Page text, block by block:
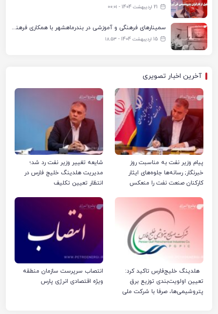
21 اردیبهشت 1404 - ۰۰:۰۱
سمینارهای فرهنگی و آموزشی در بندرماهشهر با همکاری فرهنگ‌سرای پتروشیمی مارون
15 اردیبهشت 1404 - ۱۸:۵۳
آخرین اخبار تصویری
پیام وزیر نفت به مناسبت روز
خبرنگار; رسانه‌ها جلوه‌های ایثار
کارکنان صنعت نفت را منعکس
شایعه تغییر وزیر نفت رد شد؛
مدیریت هلدینگ خلیج فارس در
انتظار تعیین تکلیف
هلدینگ خلیج‌فارس تاکید کرد:
تعیین اولویت‌بندی توزیع برق
پتروشیمی‌ها، صرفا با شرکت ملی
انتصاب سرپرست سازمان منطقه
ویژه اقتصادی انرژی پارس